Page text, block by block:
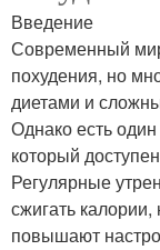
Введение
Современный
похудения, но
диетами и
Однако есть
который
Регулярные
сжигать
повышают